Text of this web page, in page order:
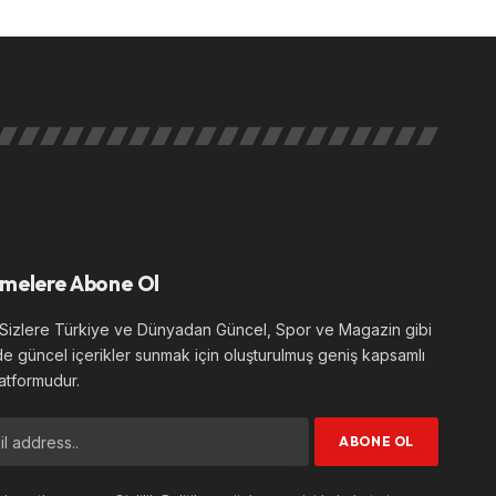
Abone Ol
Türkiye ve Dünyadan Güncel, Spor ve Magazin gibi
güncel içerikler sunmak için oluşturulmuş geniş kapsamlı